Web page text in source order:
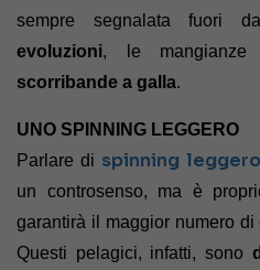
sempre segnalata fuori
evoluzioni, le
scorribande a galla.
UNO SPINNING LEGGERO
Parlare di spinning leggero
un controsenso, ma è
garantirà il maggior numero
Questi pelagici, infatti, sono